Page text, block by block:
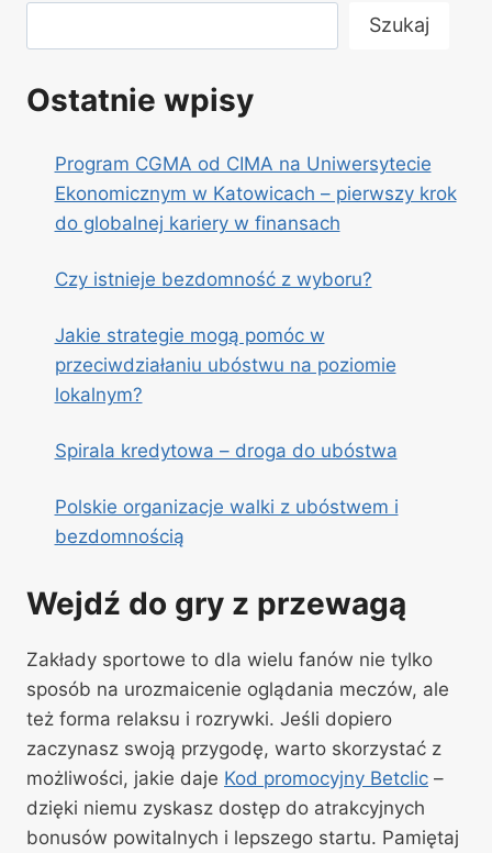
Szukaj
Ostatnie wpisy
Program CGMA od CIMA na Uniwersytecie
Ekonomicznym w Katowicach – pierwszy krok
do globalnej kariery w finansach
Czy istnieje bezdomność z wyboru?
Jakie strategie mogą pomóc w
przeciwdziałaniu ubóstwu na poziomie
lokalnym?
Spirala kredytowa – droga do ubóstwa
Polskie organizacje walki z ubóstwem i
bezdomnością
Wejdź do gry z przewagą
Zakłady sportowe to dla wielu fanów nie tylko
sposób na urozmaicenie oglądania meczów, ale
też forma relaksu i rozrywki. Jeśli dopiero
zaczynasz swoją przygodę, warto skorzystać z
możliwości, jakie daje Kod promocyjny Betclic –
dzięki niemu zyskasz dostęp do atrakcyjnych
bonusów powitalnych i lepszego startu. Pamiętaj